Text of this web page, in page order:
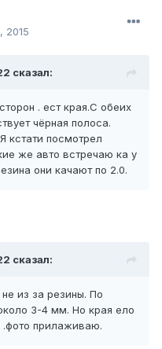
2015
сказал:
. ест края.С обеих
чёрная полоса.
кстати посмотрел
же авто встречаю ка у
они качают по 2.0.
сказал:
из за резины. По
3-4 мм. Но края ело
.фото прилаживаю.